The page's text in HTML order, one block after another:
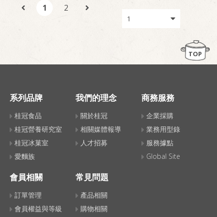
1 2
TOP
系列品牌
桂冠食品
桂冠營養研究室
桂冠冰菓室
愛麵族
我們的理念
關於桂冠
相關媒體報導
人才招募
商務服務
企業採購
業務用型錄
服務據點
Global Site
會員相關
訂單管理
會員權益與等級
常見問題
產品相關
購物相關